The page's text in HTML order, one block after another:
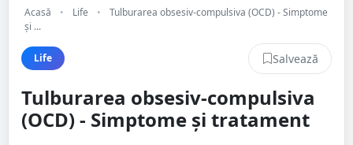
Acasă • Life •
Tulburarea obsesiv-compulsiva (OCD) - Simptome
și ...
Life Salvează
Tulburarea obsesiv-compulsiva
(OCD) - Simptome și tratament